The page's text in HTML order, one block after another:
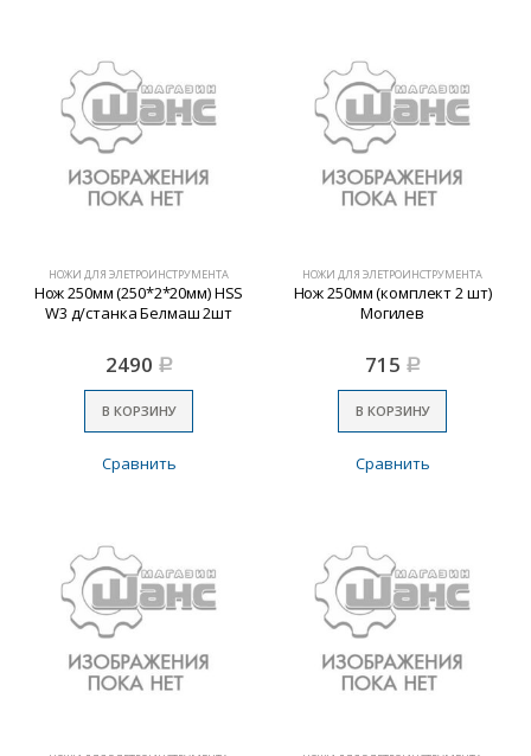
НОЖИ ДЛЯ ЭЛЕТРОИНСТРУМЕНТА
Нож 250мм (250*2*20мм) HSS
W3 д/станка Белмаш 2шт
2490 Р
В КОРЗИНУ
Сравнить
НОЖИ ДЛЯ ЭЛЕТРОИНСТРУМЕНТА
Нож 250мм (комплект 2 шт)
Могилев
715 Р
В КОРЗИНУ
Сравнить